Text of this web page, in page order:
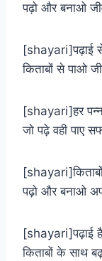
पढ़ो और बनाओ
[shayari]पढ़ाई
किताबों से पाओ
[shayari]हर
जो पढ़े वही पाए
पढ़ो और बनाओ
[shayari]पढ़ाई
किताबों के साथ